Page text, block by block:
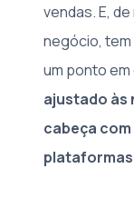
vendas. E,
negócio,
um ponto
ajustado às
cabeça